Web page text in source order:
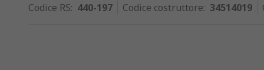
Codice RS: 440-197 Codice costruttore: 34514019